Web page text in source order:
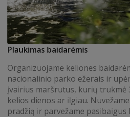
Plaukimas baidarėmis
Organizuojame keliones
nacionalinio parko ežerais ir
įvairius maršrutus, kurių trukmė
kelios dienos ar ilgiau.
pradžią ir parvežame pasibaigus